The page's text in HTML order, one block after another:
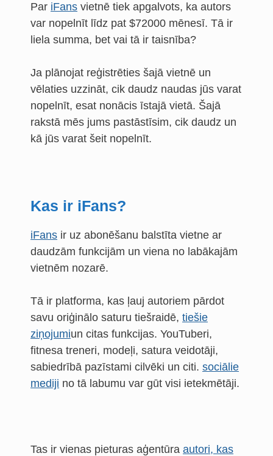
Par iFans vietnē tiek apgalvots, ka autors
var nopelnīt līdz pat $72000 mēnesī. Tā ir
liela summa, bet vai tā ir taisnība?
Ja plānojat reģistrēties šajā vietnē un
vēlaties uzzināt, cik daudz naudas jūs varat
nopelnīt, esat nonācis īstajā vietā. Šajā
rakstā mēs jums pastāstīsim, cik daudz un
kā jūs varat šeit nopelnīt.
Kas ir iFans?
iFans ir uz abonēšanu balstīta vietne ar
daudzām funkcijām un viena no labākajām
vietnēm nozarē.
Tā ir platforma, kas ļauj autoriem pārdot
savu oriģinālo saturu tiešraidē, tiešie
ziņojumiun citas funkcijas. YouTuberi,
fitnesa treneri, modeļi, satura veidotāji,
sabiedrībā pazīstami cilvēki un citi. sociālie
mediji no tā labumu var gūt visi ietekmētāji.
Tas ir vienas pieturas aģentūra autori, kas